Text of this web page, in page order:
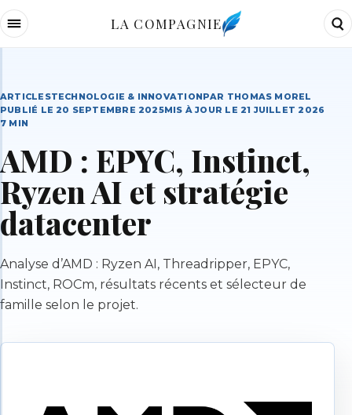
LA COMPAGNIE
ARTICLESTECHNOLOGIE & INNOVATIONPAR THOMAS MOREL
PUBLIÉ LE20 SEPTEMBRE 2025MIS À JOUR LE 21 JUILLET 2026
7 MIN
AMD : EPYC, Instinct,
Ryzen AI et stratégie
datacenter
Analyse d’AMD : Ryzen AI, Threadripper, EPYC,
Instinct, ROCm, résultats récents et sélecteur de
famille selon le projet.